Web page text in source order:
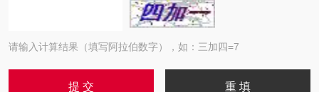
请输入计算结果（填写阿拉伯数字），如：三加四=7